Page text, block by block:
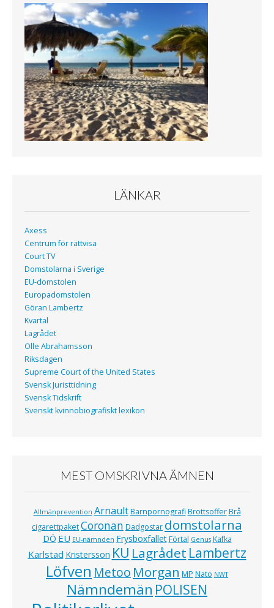
b
o
o
k
t
e
r
LÄNKAR
Axess
Centrum för rättvisa
Court TV
Domstolarna i Sverige
EU-domstolen
Europadomstolen
Göran Lambertz
Kvartal
Lagrådet
Olle Abrahamsson
Riksdagen
Supreme Court of the United States
Svensk Juristtidning
Svensk Tidskrift
Svenskt kvinnobiografiskt lexikon
MEST OMSKRIVNA ÄMNEN
Allmänprevention Arnault Barnpornografi Brottsoffer Brå
cigarettpaketCoronan Dadgostar domstolarna
DÖ EU EU-nämnden Frysboxfallet Förtal Genus Kafka
Karlstad Kristersson KU Lagrådet Lambertz
Löfven Metoo Morgan MP Nato NWT
Nämndemän POLISEN